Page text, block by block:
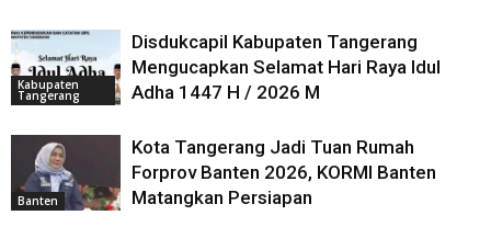
Kabupaten
Tangerang
Disdukcapil Kabupaten Tangerang
Mengucapkan Selamat Hari Raya Idul
Adha 1447 H / 2026 M
Banten
Kota Tangerang Jadi Tuan Rumah
Forprov Banten 2026, KORMI Banten
Matangkan Persiapan